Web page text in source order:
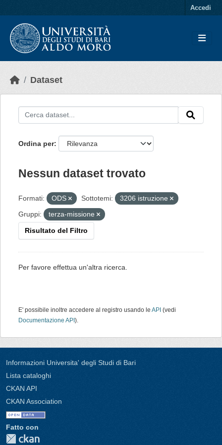
Accedi
Dataset
Ordina per
Nessun dataset trovato
Formati: ODS Sottotemi:
3206 istruzione
Gruppi:
terza-missione
Risultato del Filtro
Per favore effettua un'altra ricerca.
E' possibile inoltre accedere al registro usando le API (vedi
Documentazione API ).
Informazioni Universita' degli Studi di Bari
Lista cataloghi
CKAN API
CKAN Association
Fatto con